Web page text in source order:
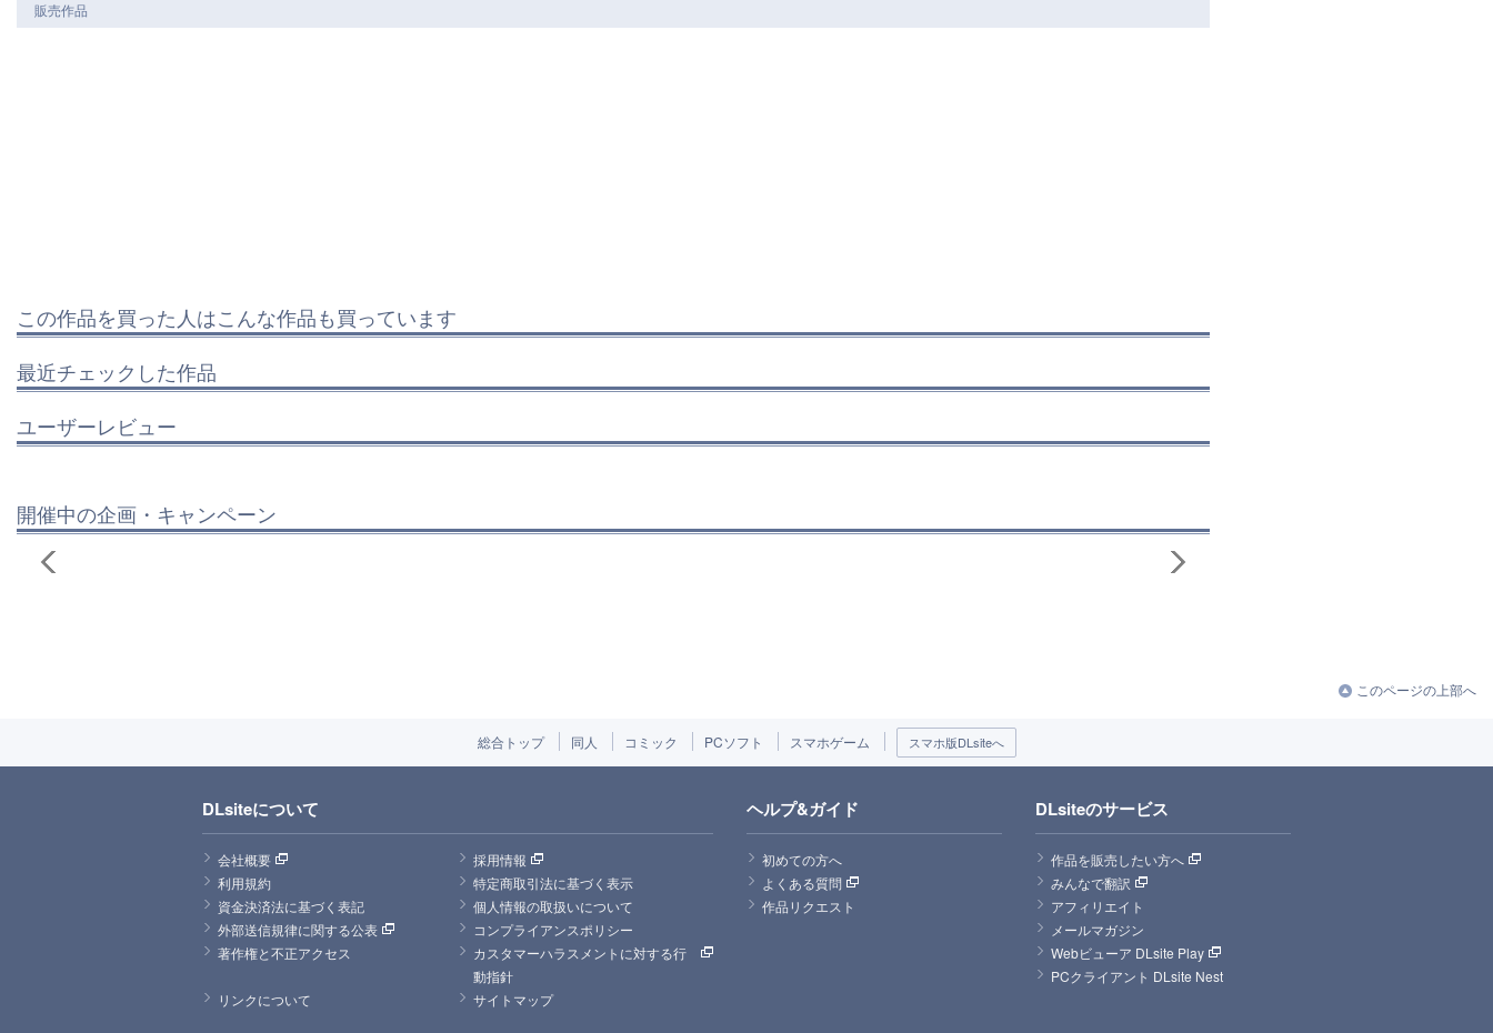
販売作品
この作品を買った人はこんな作品も買っています
最近チェックした作品
ユーザーレビュー
開催中の企画・キャンペーン
このページの上部へ
総合トップ 同人 コミック PCソフト スマホゲーム スマホ版DLsiteへ
DLsiteについて
会社概要
採用情報
利用規約
特定商取引法に基づく表示
資金決済法に基づく表記
個人情報の取扱いについて
外部送信規律に関する公表
コンプライアンスポリシー
著作権と不正アクセス
カスタマーハラスメントに対する行
動指針
リンクについて
サイトマップ
ヘルプ&ガイド
初めての方へ
よくある質問
作品リクエスト
DLsiteのサービス
作品を販売したい方へ
みんなで翻訳
アフィリエイト
メールマガジン
Webビューア DLsite Play
PCクライアント DLsite Nest